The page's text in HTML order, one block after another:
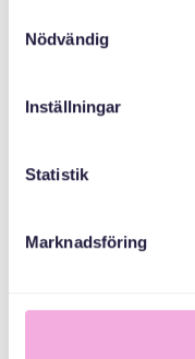
Nödvändig
Inställningar
Statistik
Marknadsföring